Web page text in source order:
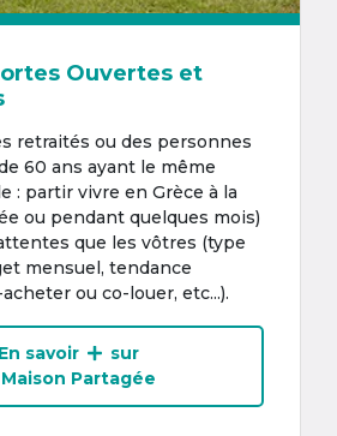
Ouvertes et
retraités ou des personnes
60 ans ayant le même
: partir vivre en Grèce à la
ou pendant quelques mois)
que les vôtres (type
mensuel, tendance
ou co-louer, etc...).
En savoir
sur
Partagée